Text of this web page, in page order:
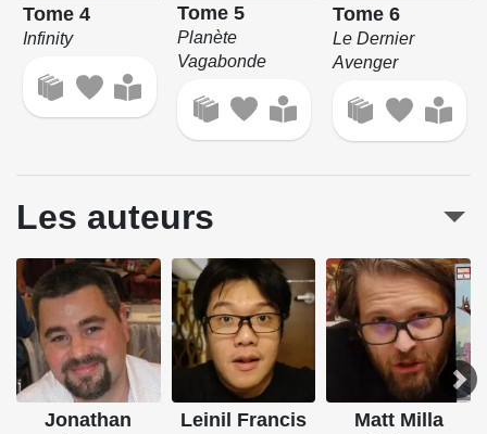
Tome 4
Infinity
Tome 5
Planète
Vagabonde
Tome 6
Le Dernier
Avenger
Les auteurs
Jonathan
Leinil Francis
Matt Milla